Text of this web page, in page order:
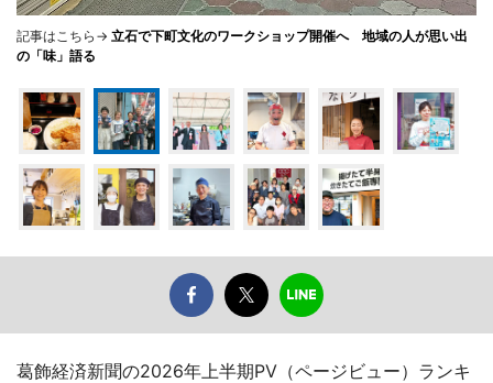
記事はこちら→ 立石で下町文化のワークショップ開催へ 地域の人が思い出
の「味」語る
葛飾経済新聞の2026年上半期PV（ページビュー）ランキ